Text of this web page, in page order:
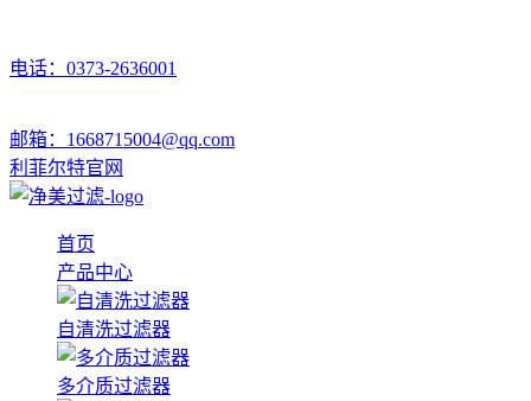
电话：0373-2636001
邮箱：1668715004@qq.com
利菲尔特官网
首页
产品中心
自清洗过滤器
多介质过滤器